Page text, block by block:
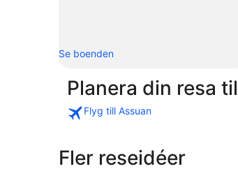
Se boenden
Planera din resa
Flyg till Assuan
Fler reseidéer